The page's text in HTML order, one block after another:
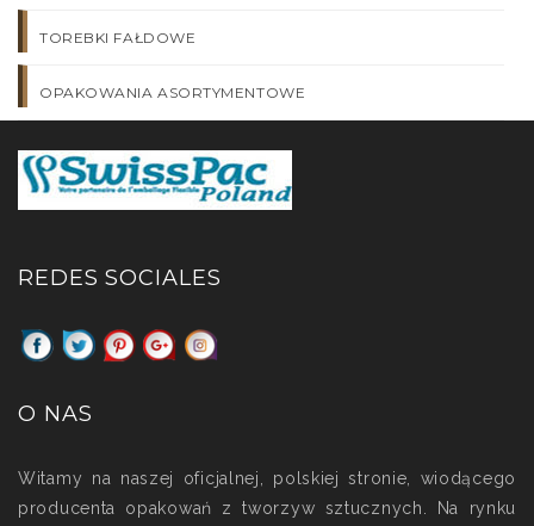
TOREBKI FAŁDOWE
OPAKOWANIA ASORTYMENTOWE
REDES SOCIALES
O NAS
Witamy na naszej oficjalnej, polskiej stronie, wiodącego
producenta opakowań z tworzyw sztucznych. Na rynku